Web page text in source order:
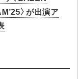
〉が出演ア